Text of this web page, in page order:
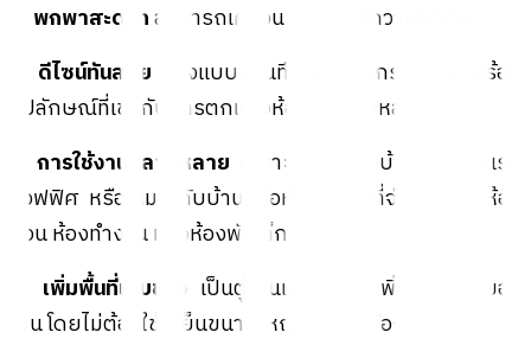
3. พกพาสะดวกสามารถเคลื่อนย้ายและจัดวางได้ง่าย
4. ดีไซน์ทันสมัย
มีทั้งแบบบานทึบและบานกระจก มาพร้อม
รูปลักษณ์ที่เข้ากับการตกแต่งห้องในหลากหลายสไตล์
5. การใช้งานหลากหลาย
เหมาะสำหรับทั้งบ้านพัก โรงแรม
ออฟฟิศ หรือเหมาะกับบ้านหรือห้องที่มีพื้นที่จำกัด เช่น ห้อง
นอน ห้องทำงาน หรือห้องพักเล็กๆ
6. เพิ่มพื้นที่เก็บของ เป็นตู้เย็นเสริมที่ช่วยเพิ่มพื้นที่เก็บของ
เย็น โดยไม่ต้องใช้ตู้เย็นขนาดใหญ่หลายเครื่อง